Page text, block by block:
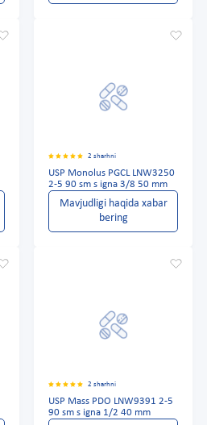
2 sharhni
USP Monolus PGCL LNW3250
2-5 90 sm s igna 3/8 50 mm
Mavjudligi haqida xabar
bering
2 sharhni
USP Mass PDO LNW9391 2-5
90 sm s igna 1/2 40 mm